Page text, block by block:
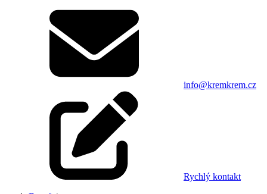
info@kremkrem.cz
Rychlý kontakt